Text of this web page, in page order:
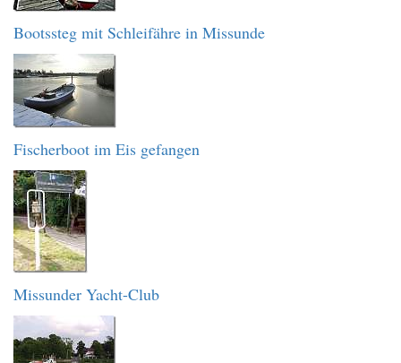
Bootssteg mit Schleifähre in Missunde
Fischerboot im Eis gefangen
Missunder Yacht-Club